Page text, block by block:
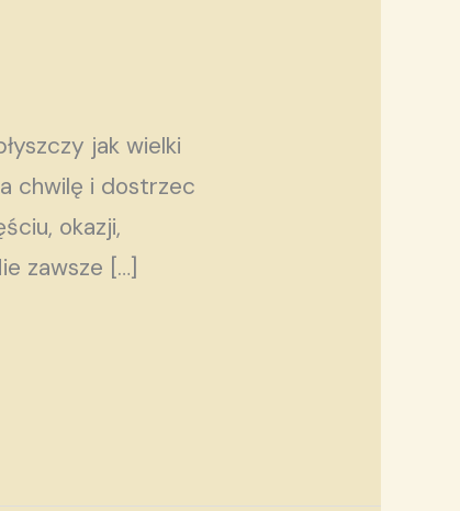
jak wielki
chwilę i dostrzec
okazji,
zawsze […]